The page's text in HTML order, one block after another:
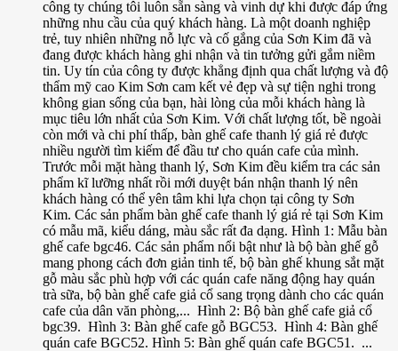
công ty chúng tôi luôn sẵn sàng và vinh dự khi được đáp ứng
những nhu cầu của quý khách hàng. Là một doanh nghiệp
trẻ, tuy nhiên những nỗ lực và cố gắng của Sơn Kim đã và
đang được khách hàng ghi nhận và tin tưởng gửi gắm niềm
tin. Uy tín của công ty được khẳng định qua chất lượng và độ
thẩm mỹ cao Kim Sơn cam kết vẻ đẹp và sự tiện nghi trong
không gian sống của bạn, hài lòng của mỗi khách hàng là
mục tiêu lớn nhất của Sơn Kim. Với chất lượng tốt, bề ngoài
còn mới và chi phí thấp, bàn ghế cafe thanh lý giá rẻ được
nhiều người tìm kiếm để đầu tư cho quán cafe của mình.
Trước mỗi mặt hàng thanh lý, Sơn Kim đều kiểm tra các sản
phẩm kĩ lưỡng nhất rồi mới duyệt bán nhận thanh lý nên
khách hàng có thể yên tâm khi lựa chọn tại công ty Sơn
Kim. Các sản phẩm bàn ghế cafe thanh lý giá rẻ tại Sơn Kim
có mẫu mã, kiểu dáng, màu sắc rất đa dạng. Hình 1: Mẫu bàn
ghế cafe bgc46. Các sản phẩm nổi bật như là bộ bàn ghế gỗ
mang phong cách đơn giản tinh tế, bộ bàn ghế khung sắt mặt
gỗ màu sắc phù hợp với các quán cafe năng động hay quán
trà sữa, bộ bàn ghế cafe giả cổ sang trọng dành cho các quán
cafe của dân văn phòng,... Hình 2: Bộ bàn ghế cafe giả cổ
bgc39. Hình 3: Bàn ghế cafe gỗ BGC53. Hình 4: Bàn ghế
quán cafe BGC52. Hình 5: Bàn ghế quán cafe BGC51. ...